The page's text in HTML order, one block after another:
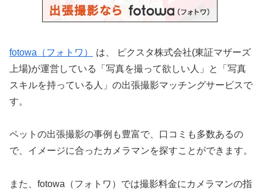
fotowa（フォトワ）
は、 ピクスタ株式会社(東証マザーズ
上場)が運営している「写真を撮って欲しい人」と「写真
スキルを持っている人」の出張撮影マッチングサービスで
す。
ペットの出張撮影の事例も豊富で、口コミも多数あるの
で、イメージに合ったカメラマンを探すことができます。
また、fotowa（フォトワ）では撮影料金にカメラマンの指